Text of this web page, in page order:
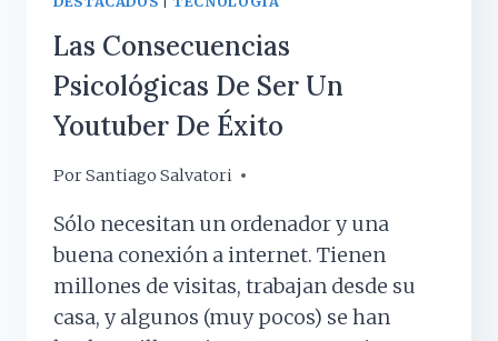
Las Consecuencias
Psicológicas De Ser Un
Youtuber De Éxito
PorSantiago Salvatori
19 febrero, 2019
Sólo necesitan un ordenador y una
buena conexión a internet. Tienen
millones de visitas, trabajan desde su
casa, y algunos (muy pocos) se han